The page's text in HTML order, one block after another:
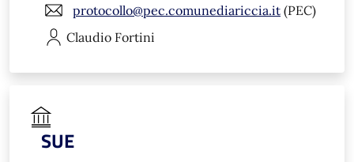
protocollo@pec.comunediariccia.it (PEC)
Claudio Fortini
SUE